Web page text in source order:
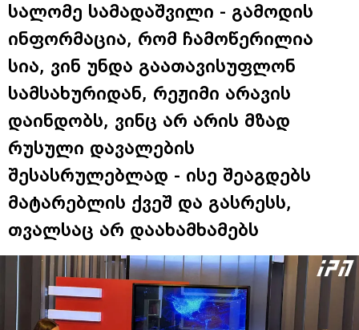
სალომე სამადაშვილი - გამოდის
ინფორმაცია, რომ ჩამოწერილია
სია, ვინ უნდა გაათავისუფლონ
სამსახურიდან, რეჟიმი არავის
დაინდობს, ვინც არ არის მზად
რუსული დავალების
შესასრულებლად - ისე შეაგდებს
მატარებლის ქვეშ და გასრესს,
თვალსაც არ დაახამხამებს